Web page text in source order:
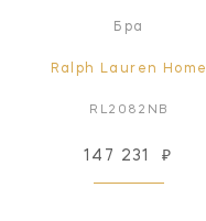
Бра
Ralph Lauren Home
RL2082NB
147 231 ₽